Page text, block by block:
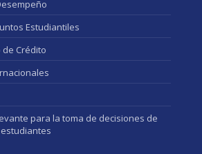
Estudiantiles
Crédito
para la toma de decisiones de